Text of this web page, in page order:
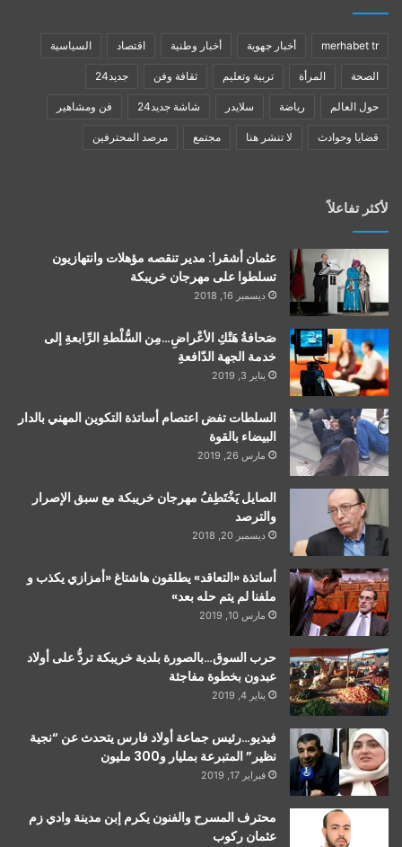
merhabet tr أخبار جهوية أخبار وطنية اقتصاد السياسية
الصحة المرأة تربية وتعليم ثقافة وفن جديد24
حول العالم رياضة سلايدر شاشة جديد24 فن ومشاهير
قضايا وحوادث لا تنشر هنا مجتمع مرصد المحترفين
لأكثر تفاعلاً
عثمان أشقرا: مدير تنقصه مؤهلات وانتهازيون
تسلطوا على مهرجان خريبكة
ديسمبر 16, 2018
صَحافةُ هَتْكِ الأعْراضِ…مِن السُّلْطةِ الرِّابعةِ إلى
خدمة الجهة الدّافعةِ
يناير 3, 2019
السلطات تفض اعتصام أساتذة التكوين المهني بالدار
البيضاء بالقوة
مارس 26, 2019
الصايل يَخْتَطِفُ مهرجان خريبكة مع سبق الإصرار
والترصد
ديسمبر 20, 2018
أساتذة «التعاقد» يطلقون هاشتاغ «أمزازي يكذب و
ملفنا لم يتم حله بعد»
مارس 10, 2019
حرب السوق…بالصورة بلدية خريبكة تردُّ على أولاد
عبدون بخطوة مفاجئة
يناير 4, 2019
فيديو…رئيس جماعة أولاد فارس يتحدث عن “نجية
نظير” المتبرعة بمليار و300 مليون
فبراير 17, 2019
محترف المسرح والفنون يكرم إبن مدينة وادي زم
عثمان ركوب